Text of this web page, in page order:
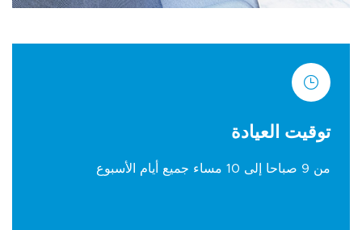
توقيت العيادة
من 9 صباحا إلى 10 مساء جميع أيام الأسبوع